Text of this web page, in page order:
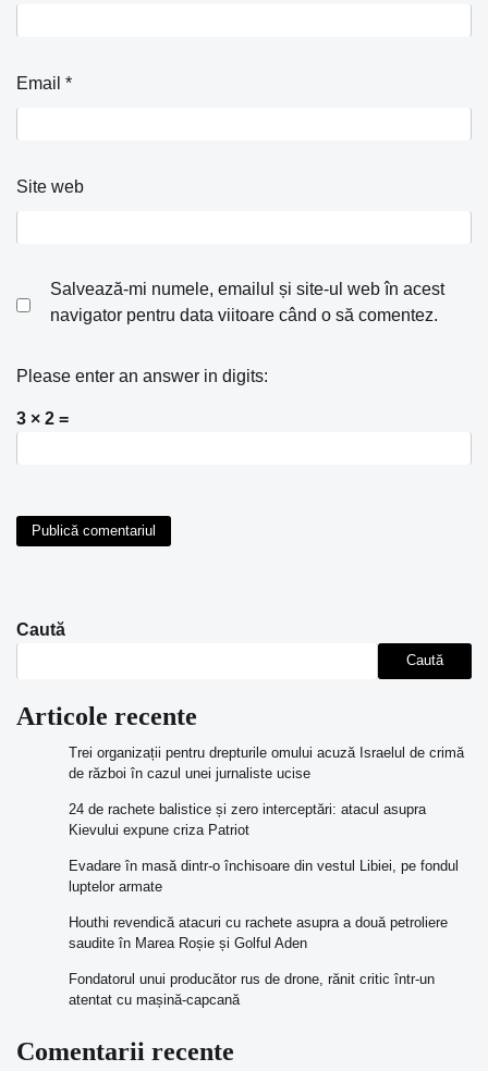
Email *
Site web
Salvează-mi numele, emailul și site-ul web în acest
navigator pentru data viitoare când o să comentez.
Please enter an answer in digits:
3 × 2 =
Caută
Caută
Articole recente
Trei organizații pentru drepturile omului acuză Israelul de crimă
de război în cazul unei jurnaliste ucise
24 de rachete balistice și zero interceptări: atacul asupra
Kievului expune criza Patriot
Evadare în masă dintr-o închisoare din vestul Libiei, pe fondul
luptelor armate
Houthi revendică atacuri cu rachete asupra a două petroliere
saudite în Marea Roșie și Golful Aden
Fondatorul unui producător rus de drone, rănit critic într-un
atentat cu mașină-capcană
Comentarii recente